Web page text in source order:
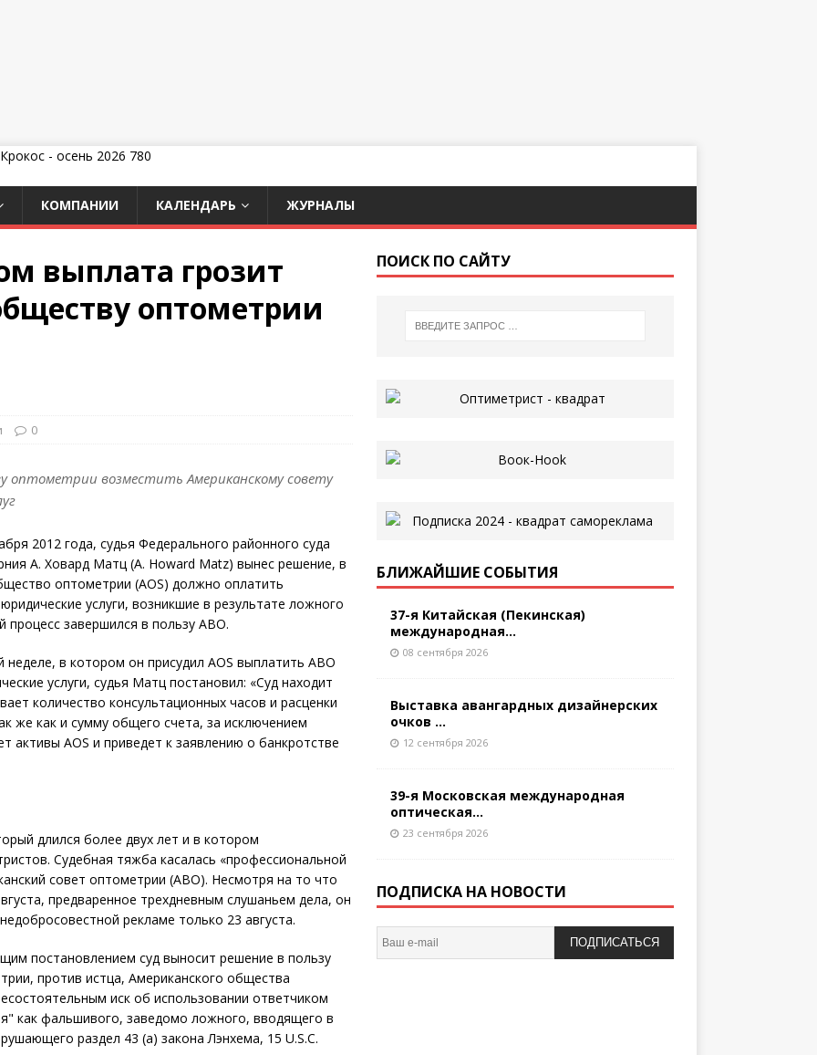
КОМПАНИИ КАЛЕНДАРЬ ЖУРНАЛЫ
выплата грозит
оптометрии
0
оптометрии возместить Американскому совету
2012 года, судья Федерального районного суда
А. Ховард Матц (A. Howard Matz) вынес решение, в
оптометрии (AOS) должно оплатить
услуги, возникшие в результате ложного
процесс завершился в пользу ABO.
в котором он присудил AOS выплатить ABO
услуги, судья Матц постановил: «Суд находит
количество консультационных часов и расценки
же как и сумму общего счета, за исключением
активы AOS и приведет к заявлению о банкротстве
длился более двух лет и в котором
Судебная тяжба касалась «профессиональной
совет оптометрии (ABO). Несмотря на то что
предваренное трехдневным слушаньем дела, он
рекламе только 23 августа.
постановлением суд выносит решение в пользу
против истца, Американского общества
иск об использовании ответчиком
как фальшивого, заведомо ложного, вводящего в
раздел 43 (a) закона Лэнхема, 15 U.S.C.
ПОИСК ПО САЙТУ
БЛИЖАЙШИЕ СОБЫТИЯ
37-я Китайская (Пекинская)
международная...
08 сентября 2026
Выставка авангардных дизайнерских
очков ...
12 сентября 2026
39-я Московская международная
оптическая...
23 сентября 2026
ПОДПИСКА НА НОВОСТИ
ПОДПИСАТЬСЯ